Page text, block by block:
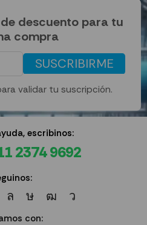
descuento para tu
compra
SUSCRIBIRME
validar tu suscripción.
escribinos:
2374 9692
con: